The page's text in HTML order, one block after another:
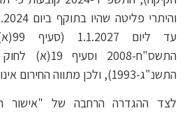
עד
התשס"ח-2008
התשנ"ג-1993), ולכן מתווה החירום אינו משפיע על תוקפם.
לצד ההגדרה הרחבה של "אישור